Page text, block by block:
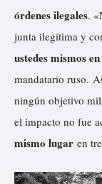
v
í
d
e
o
órdenes ilegales.
junta ilegítima y
ustedes mismos
mandatario ruso.
ningún objetivo
el impacto no fue
mismo lugar en